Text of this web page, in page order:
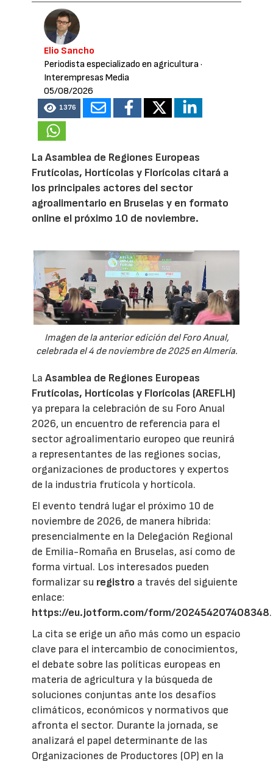
Elio Sancho
Periodista especializado en agricultura·
Interempresas Media
05/08/2026
1376
La Asamblea de Regiones Europeas
Frutícolas, Hortícolas y Florícolas citará a
los principales actores del sector
agroalimentario en Bruselas y en formato
online el próximo 10 de noviembre.
Imagen de la anterior edición del Foro Anual,
celebrada el 4 de noviembre de 2025 en Almería.
LaAsamblea de Regiones Europeas
Frutícolas, Hortícolas y Florícolas (AREFLH)
ya prepara la celebración de su Foro Anual
2026, un encuentro de referencia para el
sector agroalimentario europeo que reunirá
a representantes de las regiones socias,
organizaciones de productores y expertos
de la industria frutícola y hortícola.
El evento tendrá lugar el próximo 10 de
noviembre de 2026, de manera híbrida:
presencialmente en la Delegación Regional
de Emilia-Romaña en Bruselas, así como de
forma virtual. Los interesados pueden
formalizar su registro a través del siguiente
enlace:
https://eu.jotform.com/form/202454207408348.
La cita se erige un año más como un espacio
clave para el intercambio de conocimientos,
el debate sobre las políticas europeas en
materia de agricultura y la búsqueda de
soluciones conjuntas ante los desafíos
climáticos, económicos y normativos que
afronta el sector. Durante la jornada, se
analizará el papel determinante de las
Organizaciones de Productores (OP) en la